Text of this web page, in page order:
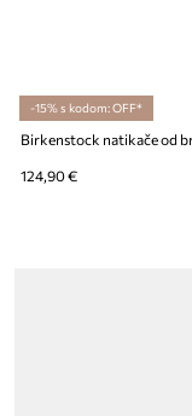
-15% s kodom: OFF*
124,90 €